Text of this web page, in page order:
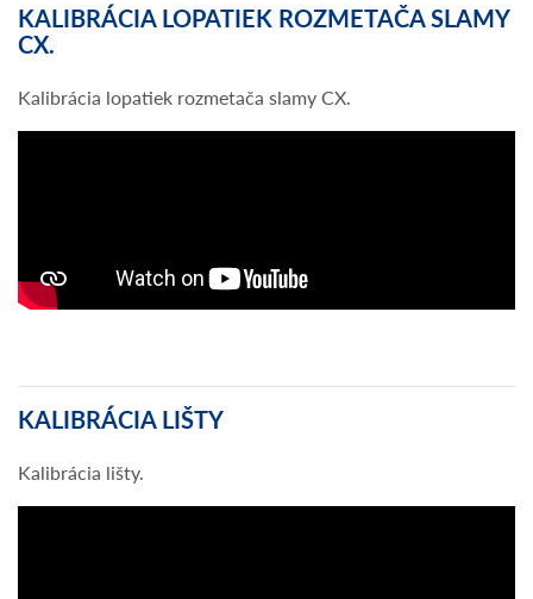
KALIBRÁCIA LOPATIEK ROZMETAČA SLAMY
CX.
Kalibrácia lopatiek rozmetača slamy CX.
KALIBRÁCIA LIŠTY
Kalibrácia lišty.